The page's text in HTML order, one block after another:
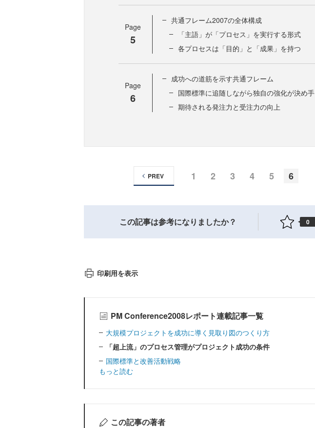
Page
5
共通フレーム2007の全体構成
「主語」が「プロセス」を実行する形式
各プロセスは「目的」と「成果」を持つ
Page
6
成功への道筋を示す共通フレーム
国際標準に追随しながら独自の強化が決め手
期待される発注力と受注力の向上
1 2 3 4 5 6
PREV
この記事は参考になりましたか？ 0
印刷用を表示
PM Conference2008レポート連載記事一覧
大規模プロジェクトを成功に導く見取り図のつくり方
「超上流」のプロセス管理がプロジェクト成功の条件
国際標準と改善活動戦略
もっと読む
この記事の著者